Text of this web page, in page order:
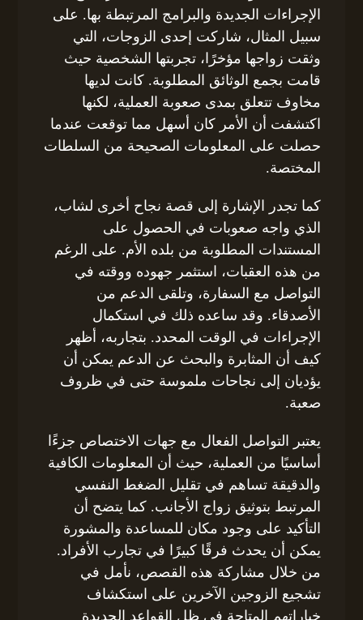
الإجراءات الجديدة والبرامج المرتبطة بها. على
سبيل المثال، شاركت إحدى الزوجات، التي
وثقت زواجها مؤخرًا، تجربتها الشخصية حيث
قامت بجمع الوثائق المطلوبة. كانت لديها
مخاوف تتعلق بمدى صعوبة العملية، لكنها
اكتشفت أن الأمر كان أسهل مما توقعت عندما
حصلت على المعلومات الصحيحة من السلطات
المختصة.
كما تجدر الإشارة إلى قصة نجاح أخرى لشاب،
الذي واجه صعوبات في الحصول على
المستندات المطلوبة من بلده الأم. على الرغم
من هذه العقبات، استثمر جهوده ووقته في
التواصل مع السفارة، وتلقى الدعم من
الأصدقاء. وقد ساعده ذلك في استكمال
الإجراءات في الوقت المحدد. بتجاربه، أظهر
كيف أن المثابرة والبحث عن الدعم يمكن أن
يؤديان إلى نجاحات ملموسة حتى في ظروف
صعبة.
يعتبر التواصل الفعال مع جهات الاختصاص جزءًا
أساسيًا من العملية، حيث أن المعلومات الكافية
والدقيقة تساهم في تقليل الضغط النفسي
المرتبط بتوثيق زواج الأجانب. كما يتضح أن
التأكيد على وجود مكان للمساعدة والمشورة
يمكن أن يحدث فرقًا كبيرًا في تجارب الأفراد.
من خلال مشاركة هذه القصص، نأمل في
تشجيع الزوجين الآخرين على استكشاف
خياراتهم المتاحة في ظل القواعد الجديدة